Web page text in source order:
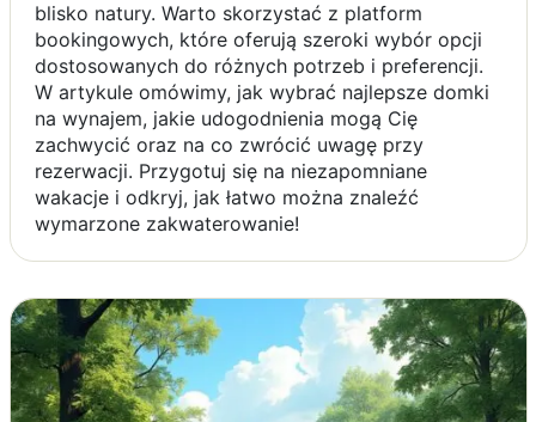
blisko natury. Warto skorzystać z platform
bookingowych, które oferują szeroki wybór opcji
dostosowanych do różnych potrzeb i preferencji.
W artykule omówimy, jak wybrać najlepsze domki
na wynajem, jakie udogodnienia mogą Cię
zachwycić oraz na co zwrócić uwagę przy
rezerwacji. Przygotuj się na niezapomniane
wakacje i odkryj, jak łatwo można znaleźć
wymarzone zakwaterowanie!